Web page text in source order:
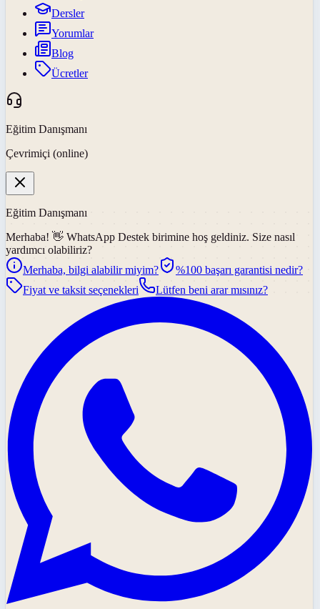
Dersler
Yorumlar
Blog
Ücretler
Eğitim Danışmanı
Çevrimiçi (online)
Eğitim Danışmanı
Merhaba! 👋 WhatsApp Destek birimine hoş geldiniz. Size nasıl
yardımcı olabiliriz?
Merhaba, bilgi alabilir miyim?
%100 başarı garantisi nedir?
Fiyat ve taksit seçenekleri
Lütfen beni arar mısınız?